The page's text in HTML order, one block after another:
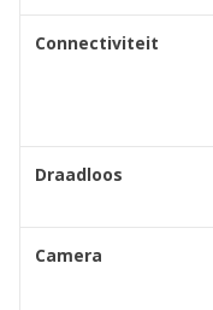
Connectiviteit
Draadloos
Camera